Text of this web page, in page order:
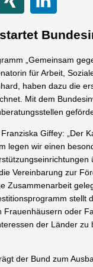
„Gemeinsam
für Arbeit,
haben dazu die
Mit dem
Giffey: „Der
legen wir einen
Vereinbarung zur
Zusammenarbeit
stellt
Frauenhäusern oder
der Länder
der Bund zum